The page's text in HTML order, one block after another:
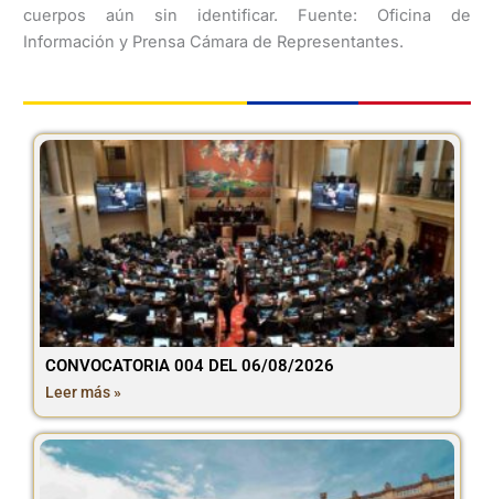
cuerpos aún sin identificar. Fuente: Oficina de
Información y Prensa Cámara de Representantes.
CONVOCATORIA 004 DEL 06/08/2026
Leer más »